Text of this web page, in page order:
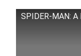
SPIDER-MAN: A